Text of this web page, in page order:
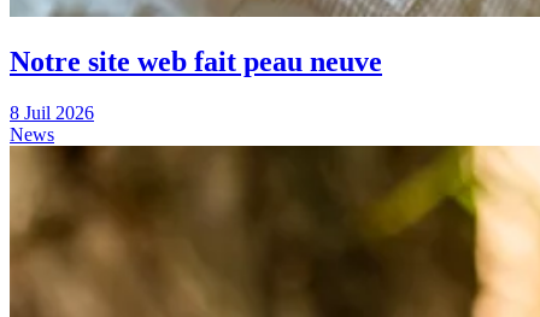
Notre site web fait peau neuve
8 Juil 2026
News